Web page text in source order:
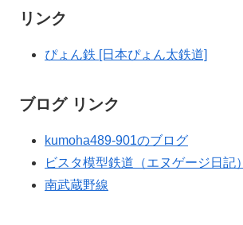
リンク
ぴょん鉄 [日本ぴょん太鉄道]
ブログ リンク
kumoha489-901のブログ
ビスタ模型鉄道（エヌゲージ日記）
南武蔵野線